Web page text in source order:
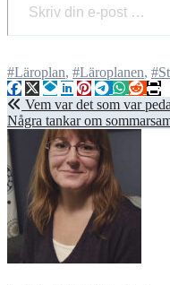
#Läroplan, #Läroplanen,
Inläggsnavigering
Vem var det som var
Några tankar om